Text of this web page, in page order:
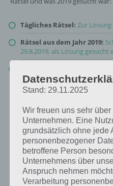
Tägliches Rätsel: Zur Lösung
Rätsel aus dem Jahr 2019:
29.8.2019, als Lösung gesucht
2020!
Stand: 29.11.2025
Wir freuen uns sehr
Unternehmen. Eine
grundsätzlich ohne jede
personenbezogener
betroffene Person
Unternehmens über
Anspruch nehmen
Verarbeitung